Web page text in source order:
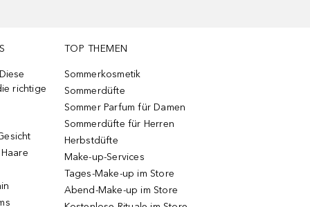
richtige
TOP THEMEN
Sommerkosmetik
Sommerdüfte
Sommer Parfum für Damen
Sommerdüfte für Herren
Herbstdüfte
Make-up-Services
Tages-Make-up im Store
Abend-Make-up im Store